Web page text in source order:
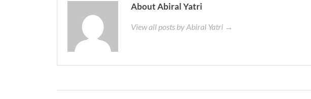
About Abiral Yatri
View all posts by Abiral Yatri →